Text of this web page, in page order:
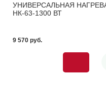
УНИВЕРСАЛЬНАЯ
НК-63-1300 ВТ
9 570 pуб.